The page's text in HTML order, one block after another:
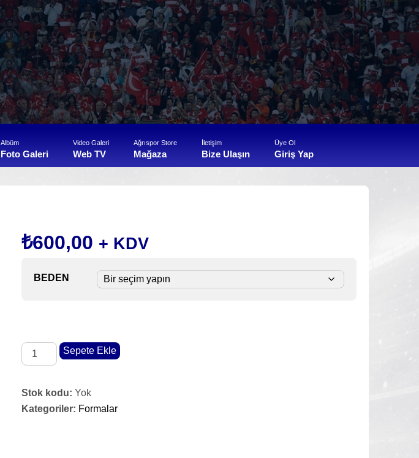
Albüm
Foto Galeri
Video Galeri
Web TV
Ağrıspor Store
Mağaza
İletişim
Bize Ulaşın
Üye Ol
Giriş Yap
₺600,00 + KDV
BEDEN
Yeni
Beyaz
adet
Sepete Ekle
Stok kodu: Yok
Kategoriler: Formalar